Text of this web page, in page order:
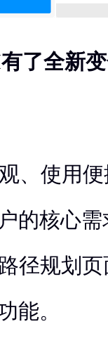
了全新
、使用
的核心
径规划
能。